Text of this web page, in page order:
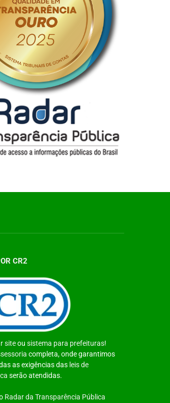
CR2
siteou sistema para prefeituras!
completa, onde garantimos
as exigências das leis de
serão atendidas.
Radar da Transparência Pública